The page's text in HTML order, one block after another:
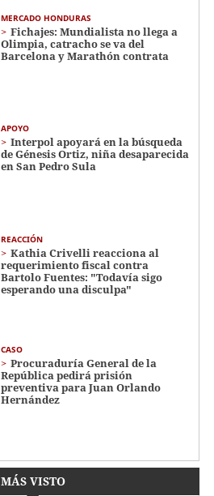
MERCADO HONDURAS
Fichajes: Mundialista no llega a
Olimpia, catracho se va del
Barcelona y Marathón contrata
APOYO
Interpol apoyará en la búsqueda
de Génesis Ortiz, niña desaparecida
en San Pedro Sula
REACCIÓN
Kathia Crivelli reacciona al
requerimiento fiscal contra
Bartolo Fuentes: "Todavía sigo
esperando una disculpa"
CASO
Procuraduría General de la
República pedirá prisión
preventiva para Juan Orlando
Hernández
MÁS VISTO